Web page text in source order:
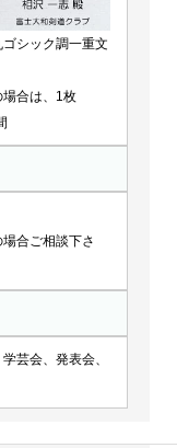
シック調一重文
場合は、1枚
合ご相談下さ
芸会、発表会、